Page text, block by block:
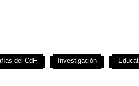
del CdF Investigación